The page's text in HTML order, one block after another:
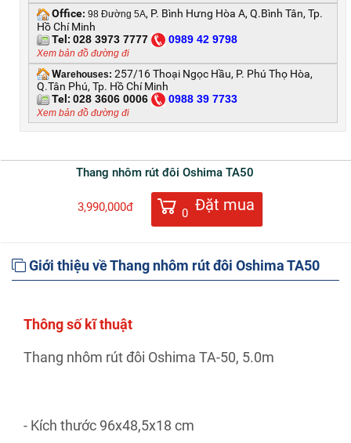
Office: 98 Đường 5A, P. Bình Hưng Hòa A, Q.Bình Tân, Tp.
Hồ Chí Minh
Tel: 028 3973 7777 0989 42 9798
Xem bản đồ đường đi
Warehouses: 257/16 Thoại Ngọc Hầu, P. Phú Thọ Hòa,
Q.Tân Phú, Tp. Hồ Chí Minh
Tel: 028 3606 0006 0988 39 7733
Xem bản đồ đường đi
Thang nhôm rút đôi Oshima TA50
3,990,000đ 0 Đặt mua
Giới thiệu về Thang nhôm rút đôi Oshima TA50
Thông số kĩ thuật
Thang nhôm rút đôi Oshima TA-50, 5.0m
- Kích thước 96x48,5x18 cm